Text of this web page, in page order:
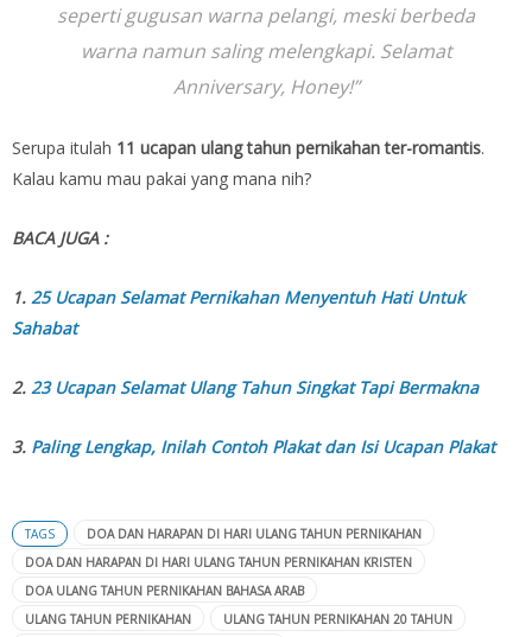
seperti gugusan warna pelangi, meski berbeda
warna namun saling melengkapi. Selamat
Anniversary, Honey!”
Serupa itulah 11 ucapan ulang tahun pernikahan ter-romantis.
Kalau kamu mau pakai yang mana nih?
BACA JUGA :
1. 25 Ucapan Selamat Pernikahan Menyentuh Hati Untuk
Sahabat
2. 23 Ucapan Selamat Ulang Tahun Singkat Tapi Bermakna
3. Paling Lengkap, Inilah Contoh Plakat dan Isi Ucapan Plakat
TAGS
DOA DAN HARAPAN DI HARI ULANG TAHUN PERNIKAHAN
DOA DAN HARAPAN DI HARI ULANG TAHUN PERNIKAHAN KRISTEN
DOA ULANG TAHUN PERNIKAHAN BAHASA ARAB
ULANG TAHUN PERNIKAHAN
ULANG TAHUN PERNIKAHAN 20 TAHUN